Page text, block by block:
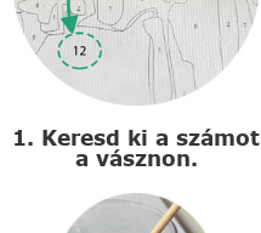
1. Keresd ki a számot
a vásznon.